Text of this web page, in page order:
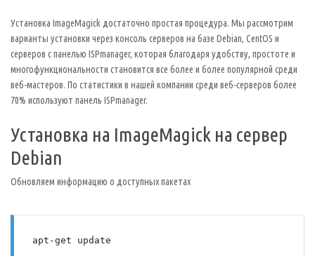
Установка ImageMagick достаточно простая процедура. Мы рассмотрим
варианты установки через консоль серверов на базе Debian, CentOS и
серверов с панелью ISPmanager, которая благодаря удобству, простоте и
многофункциональности становится все более и более популярной среди
веб-мастеров. По статистики в нашей компании среди веб-серверов более
70% используют панель ISPmanager.
Установка на ImageMagick на сервер
Debian
Обновляем информацию о доступных пакетах
apt-get update